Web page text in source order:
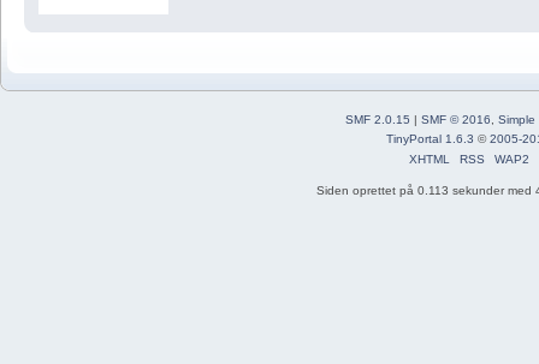
SMF 2.0.15 | SMF © 2016
Simple
TinyPortal 1.6.3 ©2005-
XHTML
RSS WAP2
Siden oprettet på 0.113 sekunder med